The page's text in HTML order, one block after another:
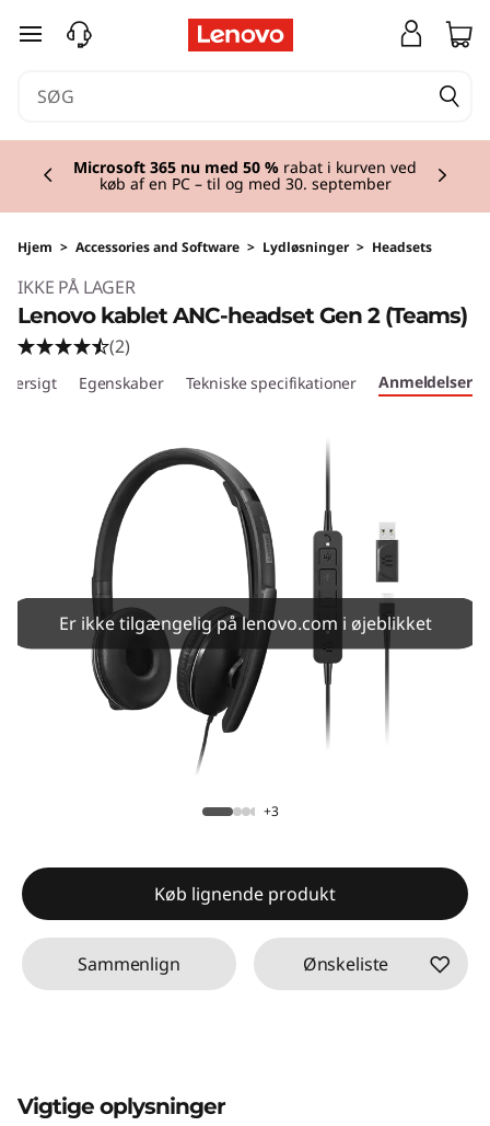
spring til hovedindhold
Microsoft 365 nu med 50 % rabat i kurven ved
køb af en PC – til og med 30. september
Hjem > Accessories and Software > Lydløsninger > Headsets
IKKE PÅ LAGER
Lenovo kablet ANC-headset Gen 2 (Teams)
(2)
Egenskaber Tekniske specifikationer Anmeldelser
Er ikke tilgængelig på lenovo.com i øjeblikket
+3
Køb lignende produkt
Sammenlign Ønskeliste
Vigtige oplysninger